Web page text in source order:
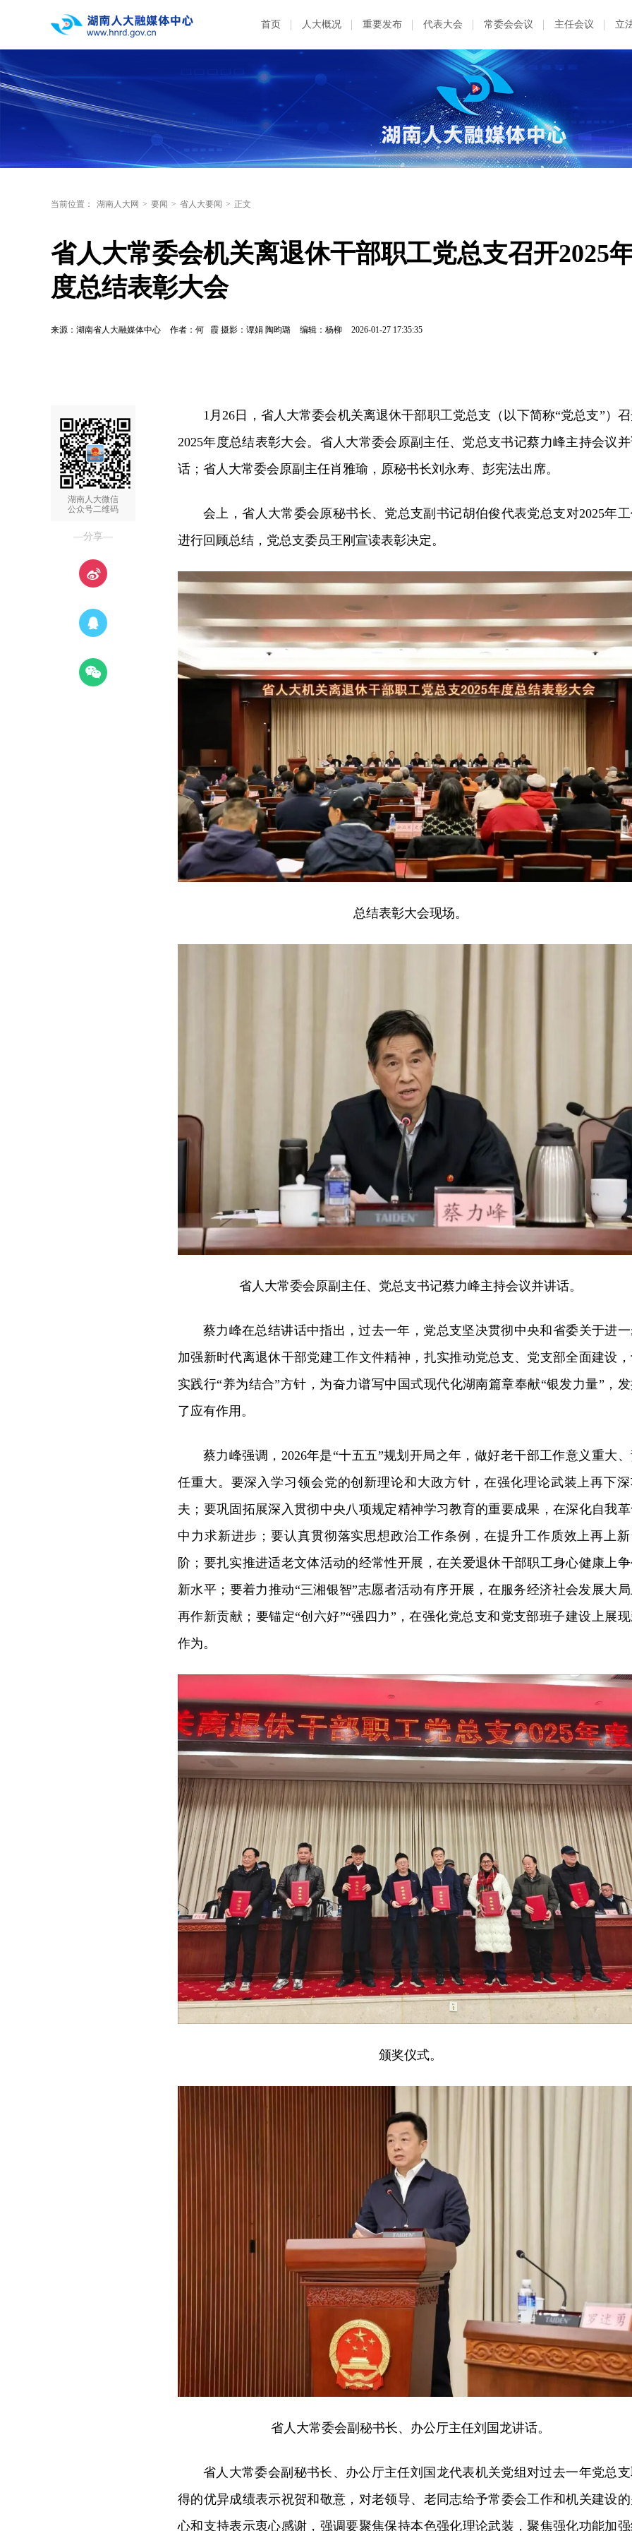
首页 人大概况 重要发布 代表大会 常委会会议 主任会议 立
当前位置： 湖南人大网 > 要闻 > 省人大要闻 > 正文
省人大常委会机关离退休干部职工党总支召开2025
度总结表彰大会
来源：湖南省人大融媒体中心 作者：何 霞 摄影：谭娟 陶昀璐 编辑：杨柳 2026-01-27 17:35:35
湖南人大微信
公众号二维码
—分享—
1月26日，省人大常委会机关离退休干部职工党总支（以下简称“党总支”）
2025年度总结表彰大会。省人大常委会原副主任、党总支书记蔡力峰主持会议
话；省人大常委会原副主任肖雅瑜，原秘书长刘永寿、彭宪法出席。
会上，省人大常委会原秘书长、党总支副书记胡伯俊代表党总支对2025年
进行回顾总结，党总支委员王刚宣读表彰决定。
总结表彰大会现场。
省人大常委会原副主任、党总支书记蔡力峰主持会议并讲话。
蔡力峰在总结讲话中指出，过去一年，党总支坚决贯彻中央和省委关于进
加强新时代离退休干部党建工作文件精神，扎实推动党总支、党支部全面建设
实践行“养为结合”方针，为奋力谱写中国式现代化湖南篇章奉献“银发力量”，
了应有作用。
蔡力峰强调，2026年是“十五五”规划开局之年，做好老干部工作意义重大
任重大。要深入学习领会党的创新理论和大政方针，在强化理论武装上再下
夫；要巩固拓展深入贯彻中央八项规定精神学习教育的重要成果，在深化自我
中力求新进步；要认真贯彻落实思想政治工作条例，在提升工作质效上再上
阶；要扎实推进适老文体活动的经常性开展，在关爱退休干部职工身心健康上
新水平；要着力推动“三湘银智”志愿者活动有序开展，在服务经济社会发展大
再作新贡献；要锚定“创六好”“强四力”，在强化党总支和党支部班子建设上展
作为。
颁奖仪式。
省人大常委会副秘书长、办公厅主任刘国龙讲话。
省人大常委会副秘书长、办公厅主任刘国龙代表机关党组对过去一年党总
得的优异成绩表示祝贺和敬意，对老领导、老同志给予常委会工作和机关建设
心和支持表示衷心感谢，强调要聚焦保持本色强化理论武装，聚焦强化功能加